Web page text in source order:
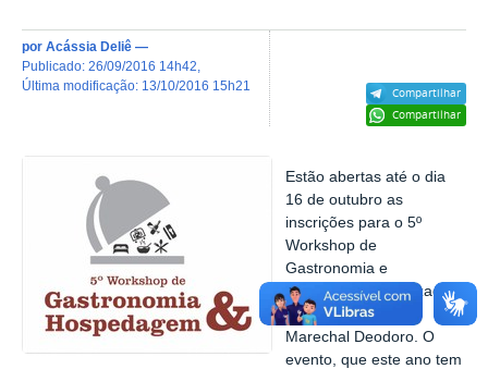
Compartilhar
Compartilhar
por Acássia Deliê —
publicado: 26/09/2016 14h42
última modificação: 13/10/2016 15h21
Estão abertas até o dia
16 de outubro as
inscrições para o 5º
Workshop de
Gastronomia e
Hospedagem, realizado
pelo Ifal – Campus
Marechal Deodoro. O
evento, que este ano tem